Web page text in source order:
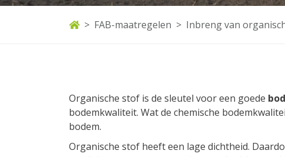
FAB-maatregelen Inbreng van
Organische stof is de sleutel voor een goede
bodemkwaliteit. Wat de chemische
bodem.
Organische stof heeft een lage dichtheid.